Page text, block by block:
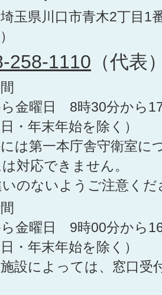
玉県川口市青木2丁目1
）
258-1110 （代表
ら金曜日 8時30分から
・年末年始を除く）
は第一本庁舎守衛室に
対応できません。
のないようご注意くだ
ら金曜日 9時00分から
・年末年始を除く）
設によっては、窓口受